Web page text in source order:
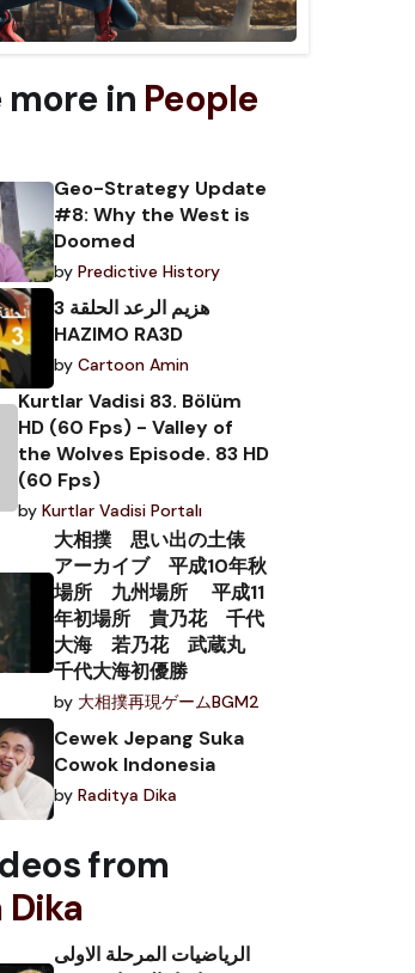
more in People
Geo-Strategy Update
#8: Why the West is
Doomed
by Predictive History
هزيم الرعد الحلقة 3
HAZIMO RA3D
by Cartoon Amin
Kurtlar Vadisi 83. Bölüm
HD (60 Fps) - Valley of
the Wolves Episode. 83 HD
(60 Fps)
by Kurtlar Vadisi Portalı
大相撲 思い出の土俵
アーカイブ 平成10年秋
場所 九州場所 平成11
年初場所 貴乃花 千代
大海 若乃花 武蔵丸
千代大海初優勝
by 大相撲再現ゲームBGM2
Cewek Jepang Suka
Cowok Indonesia
by Raditya Dika
from
الرياضيات المرحلة الاولى